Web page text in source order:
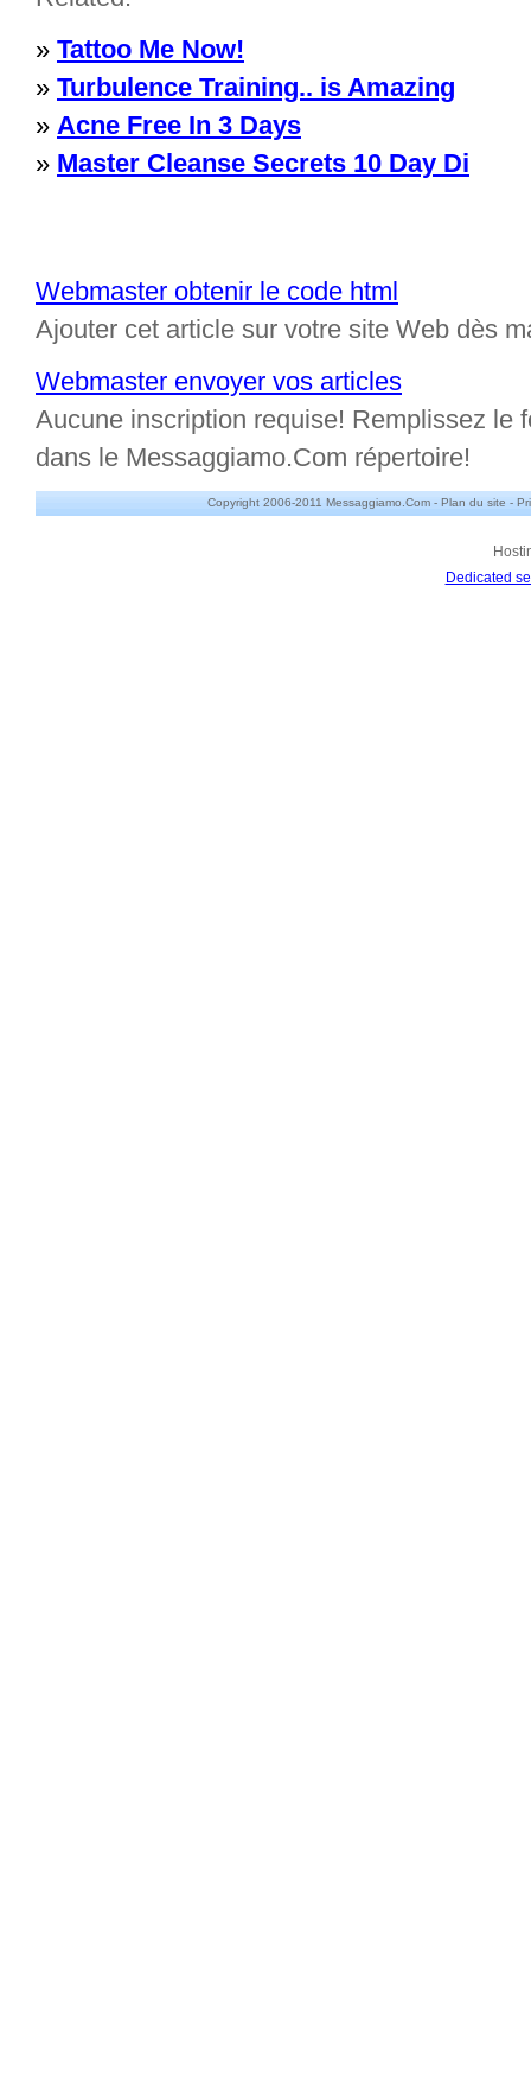
» Tattoo Me Now!
» Turbulence Training.. is Amazing
» Acne Free In 3 Days
» Master Cleanse Secrets 10 Day Di
Webmaster obtenir le code html
Ajouter cet article sur votre site Web dès
Webmaster envoyer vos articles
Aucune inscription requise! Remplissez le
dans le Messaggiamo.Com répertoire!
Copyright 2006-2011 Messaggiamo.Com - Plan du site -
Dedicated